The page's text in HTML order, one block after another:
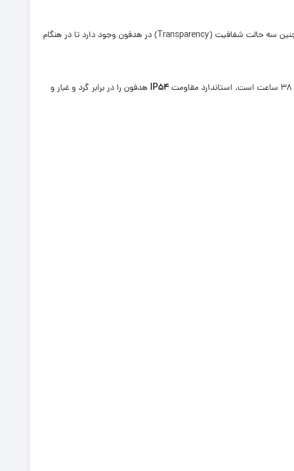
امکان کاهش صدای محیط تا حدود 52 دسی‌بل را فراهم می‌کند، مناسب محیط‌های شلوغ و استفاده روزمره. همچنین سه حالت شفافیت (Transparency) در هدفون وجود دارد تا در هنگام
IP54 هدفون را در برابر گرد و غبار و